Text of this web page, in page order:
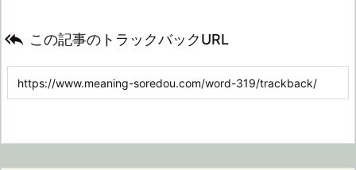
 この記事のトラックバックURL